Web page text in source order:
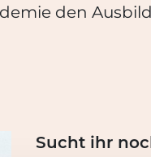
den
Sucht ihr